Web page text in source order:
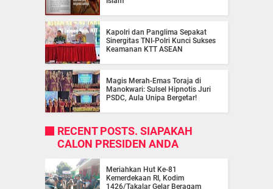
Kapolri dan Panglima Sepakat
Sinergitas TNI-Polri Kunci Sukses
Keamanan KTT ASEAN
Magis Merah-Emas Toraja di
Manokwari: Sulsel Hipnotis Juri
PSDC, Aula Unipa Bergetar!
RECENT POSTS. SIAPAKAH
CALON PRESIDEN ANDA
Meriahkan Hut Ke-81
Kemerdekaan RI, Kodim
1426/Takalar Gelar Beragam